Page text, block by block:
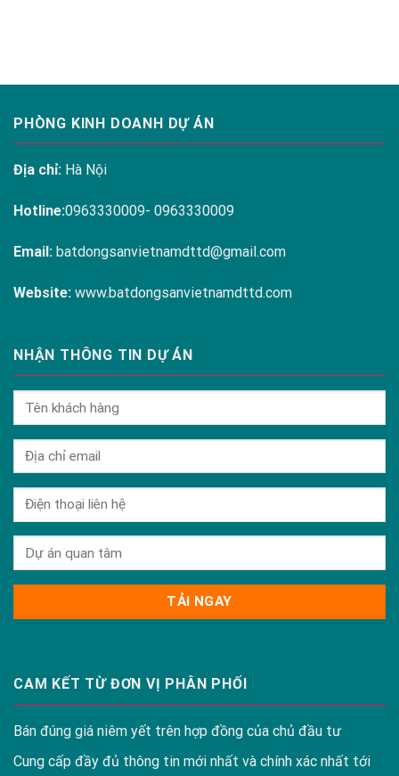
PHÒNG KINH DOANH DỰ ÁN
Địa chỉ: Hà Nội
Hotline:0963330009- 0963330009
Email: batdongsanvietnamdttd@gmail.com
Website: www.batdongsanvietnamdttd.com
NHẬN THÔNG TIN DỰ ÁN
CAM KẾT TỪ ĐƠN VỊ PHÂN PHỐI
Bán đúng giá niêm yết trên hợp đồng của chủ đầu tư
Cung cấp đầy đủ thông tin mới nhất và chính xác nhất tới